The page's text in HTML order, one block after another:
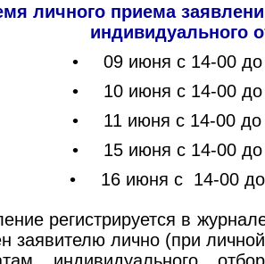
личного приема
индивидуального
•
09 июня с 14-00
•
10 июня с 14-00
•
11 июня с 14-00
•
15 июня с 14-00
•
16 июня с 14-00
регистрируется в
заявителю лично (при
индивидуального